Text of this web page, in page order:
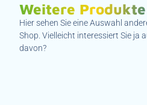
Weitere Produkte
Hier sehen Sie eine Auswahl
Shop. Vielleicht interessiert Sie ja
davon?